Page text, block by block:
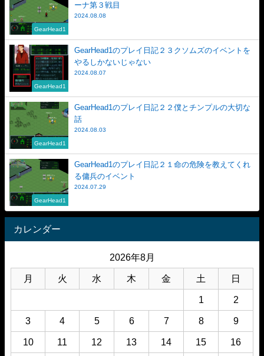
GearHead1
ーナ第３戦目
2024.08.08
GearHead1
GearHead1のプレイ日記２３クソムズのイベントを
やるしかないじゃない
2024.08.07
GearHead1
GearHead1のプレイ日記２２僕とチンプルの大切な
話
2024.08.03
GearHead1
GearHead1のプレイ日記２１命の危険を教えてくれ
る傭兵のイベント
2024.07.29
カレンダー
2026年8月
月 火 水 木 金 土 日
1 2
3 4 5 6 7 8 9
10 11 12 13 14 15 16